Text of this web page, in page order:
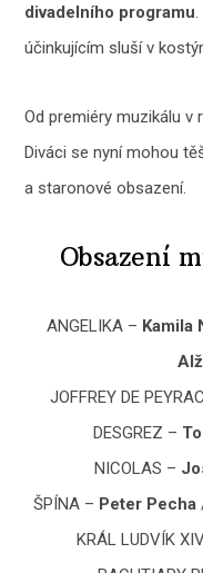
divadelního programu
účinkujícím sluší v
Od premiéry muzikálu v
Diváci se nyní mohou
a staronové obsazení.
Obsazení
ANGELIKA – Kamila
JOFFREY DE
DESGREZ –
NICOLAS –
ŠPÍNA – Peter Pecha
KRÁL LUDVÍK